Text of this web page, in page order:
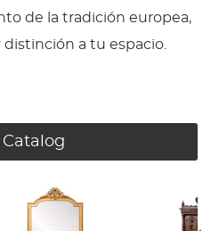
de la tradición europea,
distinción a tu espacio.